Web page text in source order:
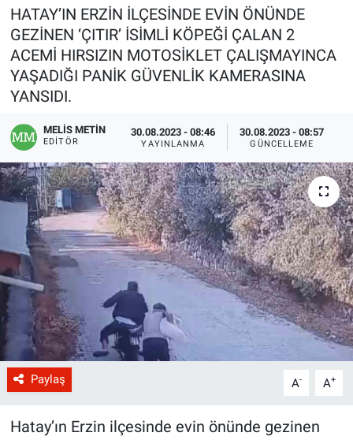
HATAY’IN ERZİN İLÇESİNDE EVİN ÖNÜNDE
GEZİNEN ‘ÇITIR’ İSİMLİ KÖPEĞİ ÇALAN 2
ACEMİ HIRSIZIN MOTOSİKLET ÇALIŞMAYINCA
YAŞADIĞI PANİK GÜVENLİK KAMERASINA
YANSIDI.
MELİS METİN
EDITÖR
30.08.2023 - 08:46
YAYINLANMA
30.08.2023 - 08:57
GÜNCELLEME
Paylaş A- A+
Hatay’ın Erzin ilçesinde evin önünde gezinen